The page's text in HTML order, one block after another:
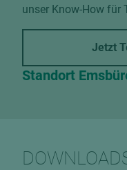
unser Know-How für
Jetzt
Standort